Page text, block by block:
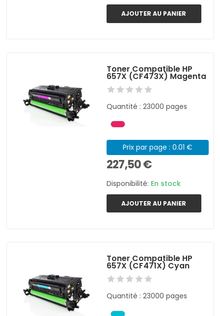
AJOUTER AU PANIER
Toner Compatible HP
657X (CF473X) Magenta
Quantité : 23000 pages
Prix par page : 0.01 €
227,50 €
Disponibilité: En stock
AJOUTER AU PANIER
Toner Compatible HP
657X (CF471X) Cyan
Quantité : 23000 pages